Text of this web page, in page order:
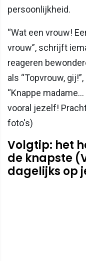
persoonlijkheid.
“Wat een vrouw!
vrouw”, schrijft
reageren
als “Topvrouw,
“Knappe
vooral jezelf!
foto's)
Volgtip: het
de knapste
dagelijks op